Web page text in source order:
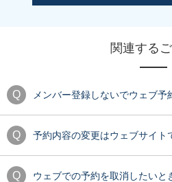
関連する
メンバー登録しないでウェブ予
予約内容の変更はウェブサイト
ウェブでの予約を取消したいと